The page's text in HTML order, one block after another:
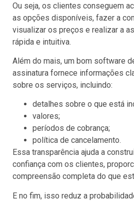
Ou seja, os clientes conseguem
as opções disponíveis, fazer a
visualizar os preços e realizar a
rápida e intuitiva.
Além do mais, um bom software
assinatura fornece informações
sobre os serviços, incluindo:
detalhes sobre o que está
valores;
períodos de cobrança;
política de cancelamento.
Essa transparência ajuda a
confiança com os clientes,
compreensão completa do que
E no fim, isso reduz a